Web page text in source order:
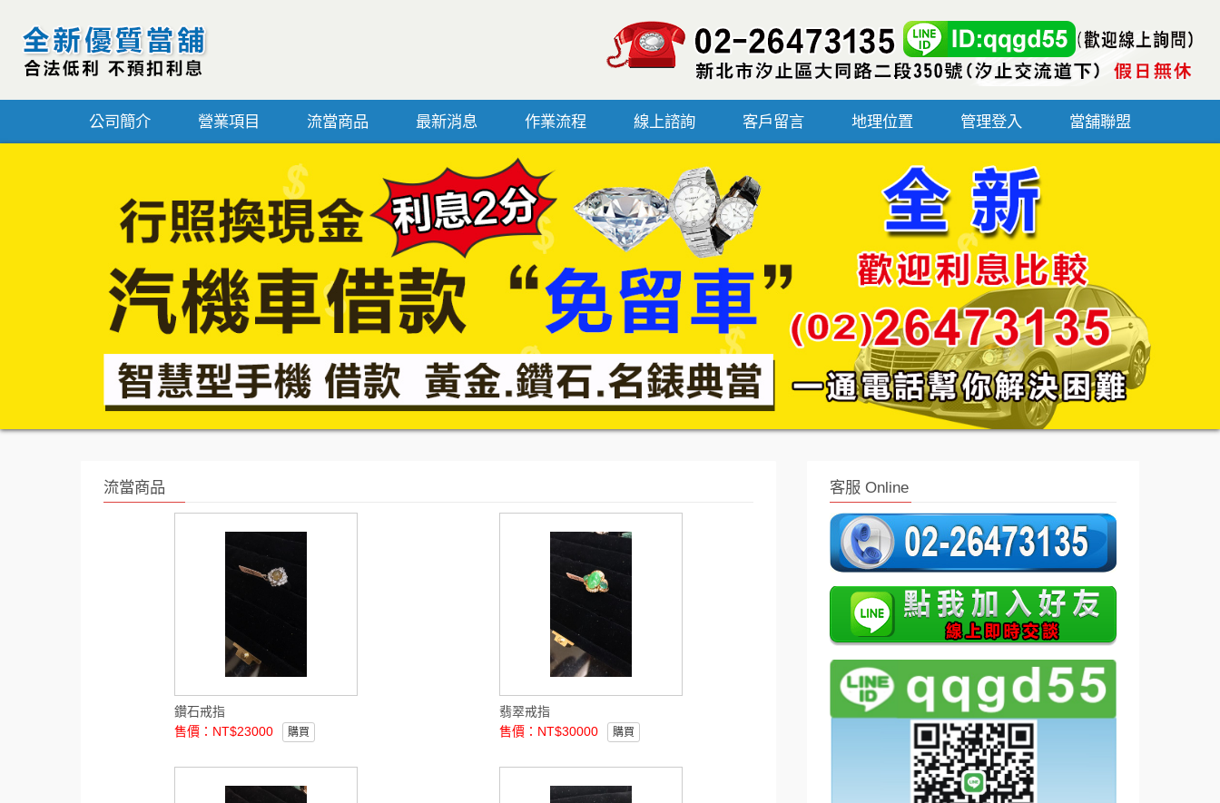
公司簡介 營業項目 流當商品 最新消息 作業流程 線上諮詢 客戶留言 地理位置 管理登入 當舖聯盟
流當商品
鑽石戒指
售價：NT$23000
購買
翡翠戒指
售價：NT$30000
購買
客服 Online